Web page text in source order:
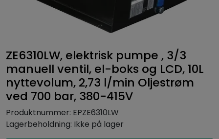
ZE6310LW, elektrisk pumpe , 3/3
manuell ventil, el-boks og LCD, 10L
nyttevolum, 2,73 l/min Oljestrøm
ved 700 bar, 380-415V
Produktnummer: EPZE6310LW
Lagerbeholdning: Ikke på lager